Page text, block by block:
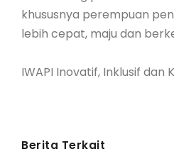
khususnya perempuan
lebih cepat, maju dan
IWAPI Inovatif, Inklusif dan
Berita Terkait